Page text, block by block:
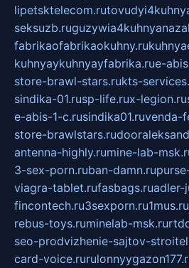
lipetsktelecom.ru
seksuzb.ru
fabrikaofabrikaokuhny.ru
kuhnyaykuhnyayfabrika.rue-
store-brawl-stars.rukts-
sindika-01.rusp-life.rux-legion.ru
e-abis-1-c.rusindika01.ruvenda-
store-brawlstars.ru
antenna-highly.rumine-lab-
3-sex-porn.ruban-damn.ru
viagra-tablet.rufasbags.ruadler-
fincontech.ru3sexporn.ru1mus.ru
rebus-toys.ruminelab-msk.ru
seo-prodvizhenie-sajtov-
card-voice.ru